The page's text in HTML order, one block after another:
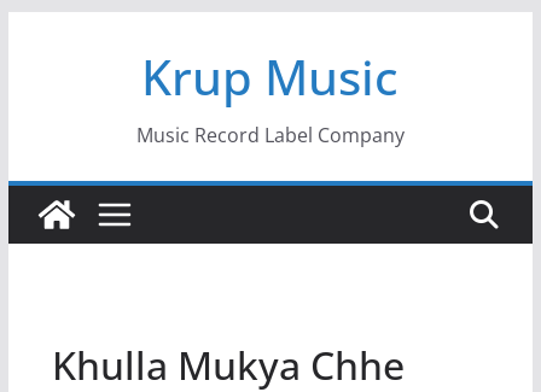
Krup Music
Music Record Label Company
Khulla Mukya Chhe